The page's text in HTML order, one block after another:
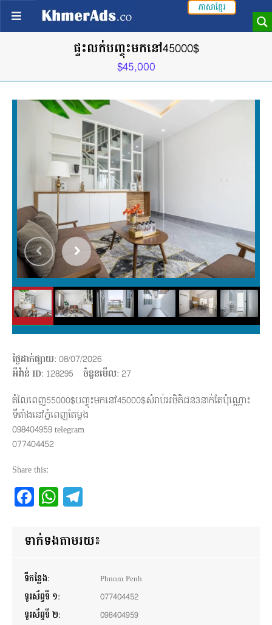
ភាសាខ្មែរ
ផ្ទះលក់បញ្ចុះមកនៅ45000$
$45,000
ថ្ងៃដាក់ផ្សាយ: 08/07/2026
អីវ៉ាន់ ID: 128295 ចំនួនមើល: 27
តំលៃ​ពេញ55000$បញ្ចុះមកនៅ45000$សំរាប់អថិតិជន3នាក់តែប៉ុណ្ណោះ
ទីតាំងនៅភ្នំពេញតែម្តង​
098404959​ telegram
077404452
Share this:
Facebook
WhatsApp
ទាក់ទងតាមរយ៖
ទីកន្លែង:
Phnom Penh
ទូរស័ព្ទទី ១:
077404452
ទូរស័ព្ទទី ២:
098404959